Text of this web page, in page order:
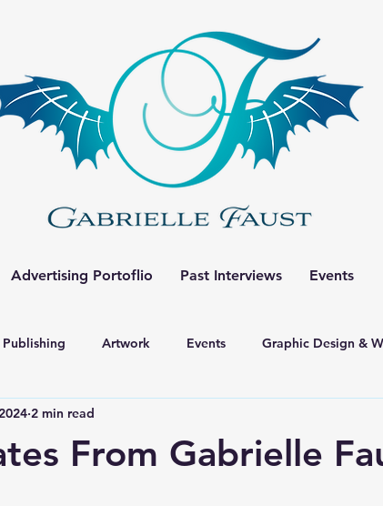
Advertising Portoflio Past Interviews Events
Artwork Events Graphic Design &
Poetry
From Gabrielle
2 min read